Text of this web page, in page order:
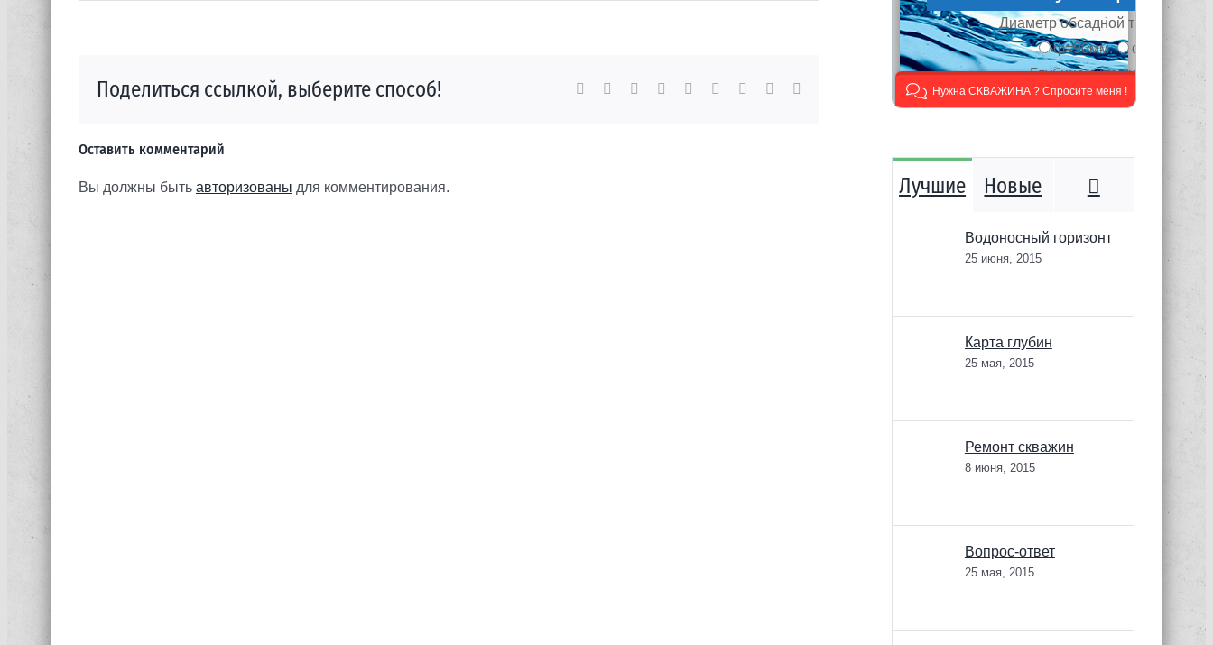
Поделиться ссылкой, выберите способ! Facebook Reddit LinkedInWhatsApp
TumblrPinterest
Оставить комментарий
Вы должны быть авторизованы для комментирования. Лучшие Новые
Водоносный горизонт
25 июня, 2015
Карта глубин
25 мая, 2015
Ремонт скважин
8 июня, 2015
Вопрос-ответ
25 мая, 2015